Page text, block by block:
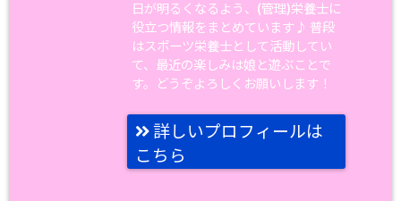
日が明るくなるよう、(管理)栄養士に
役立つ情報をまとめています♪ 普段
はスポーツ栄養士として活動してい
て、最近の楽しみは娘と遊ぶことで
す。どうぞよろしくお願いします！
詳しいプロフィールは
こちら